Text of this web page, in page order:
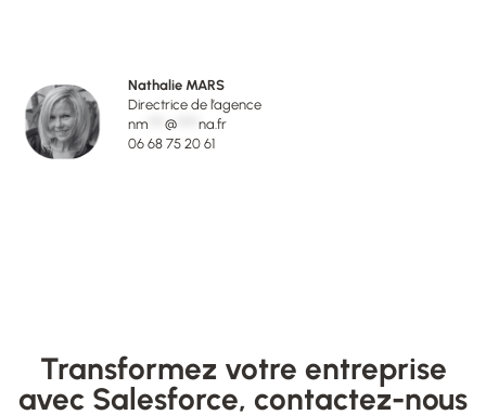
Nathalie MARS
Directrice de l’agence
nm
@
na.fr
06 68 75 20 61
Transformez votre entreprise
avec Salesforce, contactez-nous